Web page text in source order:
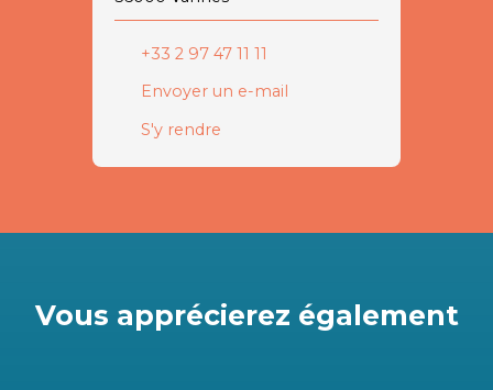
+33 2 97 47 11 11
Envoyer un e-mail
S'y rendre
Vous apprécierez également